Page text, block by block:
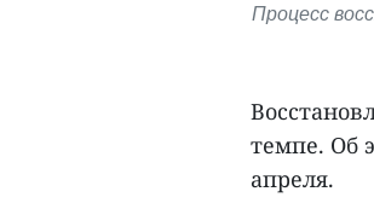
Процесс
темпе. Об
апреля.